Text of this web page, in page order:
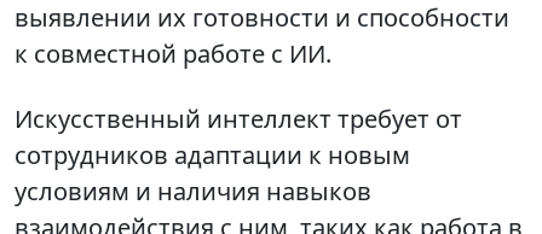
выявлении их готовности и способности
к совместной работе с ИИ.
Искусственный интеллект требует от
сотрудников адаптации к новым
условиям и наличия навыков